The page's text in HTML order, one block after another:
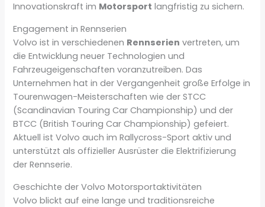
Innovationskraft im Motorsport langfristig zu sichern.
Engagement in Rennserien
Volvo ist in verschiedenen Rennserien vertreten, um
die Entwicklung neuer Technologien und
Fahrzeugeigenschaften voranzutreiben. Das
Unternehmen hat in der Vergangenheit große Erfolge in
Tourenwagen-Meisterschaften wie der STCC
(Scandinavian Touring Car Championship) und der
BTCC (British Touring Car Championship) gefeiert.
Aktuell ist Volvo auch im Rallycross-Sport aktiv und
unterstützt als offizieller Ausrüster die Elektrifizierung
der Rennserie.
Geschichte der Volvo Motorsportaktivitäten
Volvo blickt auf eine lange und traditionsreiche